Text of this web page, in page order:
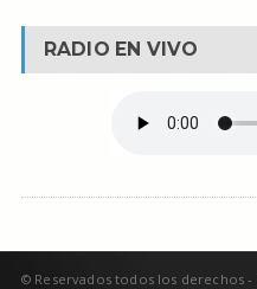
RADIO EN VIVO
© Reservados todos los derechos -